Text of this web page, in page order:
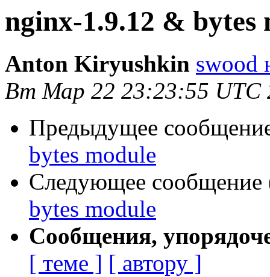
nginx-1.9.12 & bytes
Anton Kiryushkin swood
Вт Мар 22 23:23:55 UTC
Предыдущее
bytes module
Следующее сообщение
bytes module
Сообщения,
[ теме ] [ автору ]